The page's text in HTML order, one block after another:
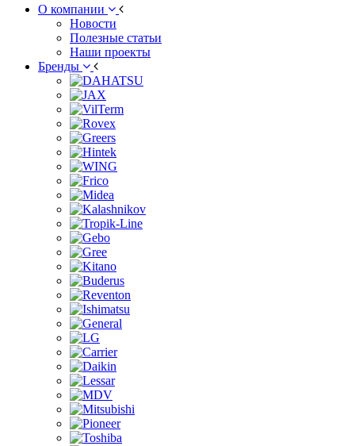
О компании
Новости
Полезные статьи
Наши проекты
Бренды